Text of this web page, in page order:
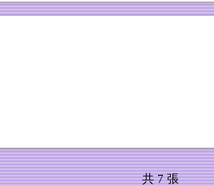
共 7 張